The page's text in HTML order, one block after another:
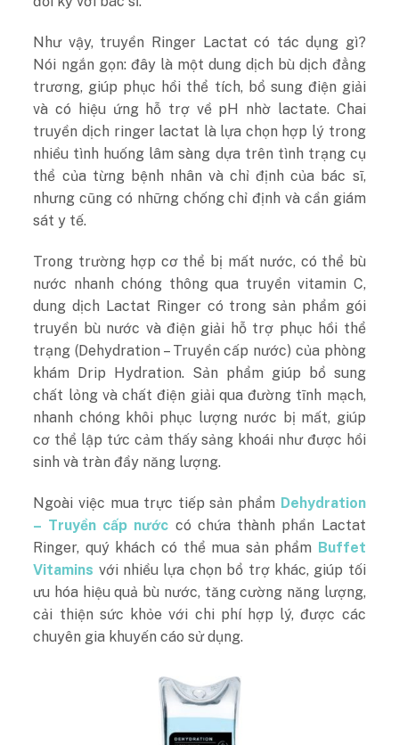
Như vậy, truyền Ringer Lactat có tác dụng gì?
Nói ngắn gọn: đây là một dung dịch bù dịch đẳng
trương, giúp phục hồi thể tích, bổ sung điện giải
và có hiệu ứng hỗ trợ về pH nhờ lactate. Chai
truyền dịch ringer lactat là lựa chọn hợp lý trong
nhiều tình huống lâm sàng dựa trên tình trạng cụ
thể của từng bệnh nhân và chỉ định của bác sĩ,
nhưng cũng có những chống chỉ định và cần giám
sát y tế.
Trong trường hợp cơ thể bị mất nước, có thể bù
nước nhanh chóng thông qua truyền vitamin C,
dung dịch Lactat Ringer có trong sản phẩm gói
truyền bù nước và điện giải hỗ trợ phục hồi thể
trạng (Dehydration – Truyền cấp nước) của phòng
khám Drip Hydration. Sản phẩm giúp bổ sung
chất lỏng và chất điện giải qua đường tĩnh mạch,
nhanh chóng khôi phục lượng nước bị mất, giúp
cơ thể lập tức cảm thấy sảng khoái như được hồi
sinh và tràn đầy năng lượng.
Ngoài việc mua trực tiếp sản phẩm Dehydration
– Truyền cấp nước có chứa thành phần Lactat
Ringer, quý khách có thể mua sản phẩm Buffet
Vitamins với nhiều lựa chọn bổ trợ khác, giúp tối
ưu hóa hiệu quả bù nước, tăng cường năng lượng,
cải thiện sức khỏe với chi phí hợp lý, được các
chuyên gia khuyến cáo sử dụng.